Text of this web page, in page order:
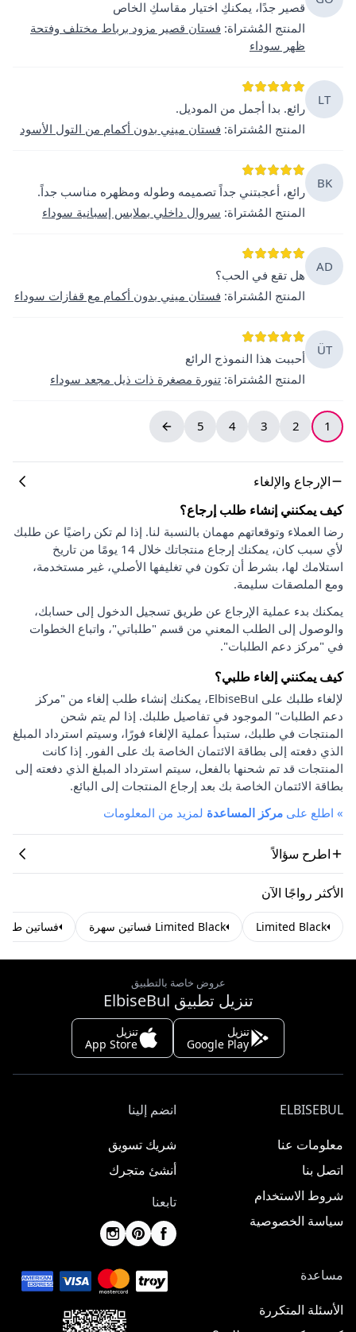
قصير جدًا، يمكنكِ اختيار مقاسكِ الخاص
المنتج المُشتراة: فستان قصير مزود برباط مختلف وفتحة
ظهر سوداء
LT
رائع. بدا أجمل من الموديل.
المنتج المُشتراة: فستان ميني بدون أكمام من التول الأسود
BK
رائع، أعجبتني جداً تصميمه وطوله ومظهره مناسب جداً.
المنتج المُشتراة: سروال داخلي بملابس إسبانية سوداء
AD
هل تقع في الحب؟
المنتج المُشتراة: فستان ميني بدون أكمام مع قفازات سوداء
ÜT
أحببت هذا النموذج الرائع
المنتج المُشتراة: تنورة مصغرة ذات ذيل مجعد سوداء
1
2
3
4
5
الإرجاع والإلغاء
كيف يمكنني إنشاء طلب إرجاع؟
رضا العملاء وتوقعاتهم مهمان بالنسبة لنا. إذا لم تكن راضيًا عن طلبك
لأي سبب كان، يمكنك إرجاع منتجاتك خلال 14 يومًا من تاريخ
استلامك لها، بشرط أن تكون في تغليفها الأصلي، غير مستخدمة،
ومع الملصقات سليمة.
يمكنك بدء عملية الإرجاع عن طريق تسجيل الدخول إلى حسابك،
والوصول إلى الطلب المعني من قسم "طلباتي"، واتباع الخطوات
في "مركز دعم الطلبات".
كيف يمكنني إلغاء طلبي؟
لإلغاء طلبك على ElbiseBul، يمكنك إنشاء طلب إلغاء من "مركز
دعم الطلبات" الموجود في تفاصيل طلبك. إذا لم يتم شحن
المنتجات في طلبك، ستبدأ عملية الإلغاء فورًا، وسيتم استرداد المبلغ
الذي دفعته إلى بطاقة الائتمان الخاصة بك على الفور. إذا كانت
المنتجات قد تم شحنها بالفعل، سيتم استرداد المبلغ الذي دفعته إلى
بطاقة الائتمان الخاصة بك بعد إرجاع المنتجات إلى البائع.
» اطلع على مركز المساعدة لمزيد من المعلومات
اطرح سؤالاً
الأكثر رواجًا الآن
Limited Black Limited Black فساتين سهرة فساتين
عروض خاصة بالتطبيق
تنزيل تطبيق ElbiseBul
تنزيل
Google Play
تنزيل
App Store
ELBISEBUL
معلومات عنا
اتصل بنا
شروط الاستخدام
سياسة الخصوصية
انضم إلينا
شريك تسويق
أنشئ متجرك
تابعنا
مساعدة
الأسئلة المتكررة